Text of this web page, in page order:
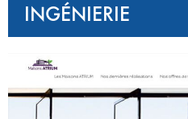
INGÉNIERIE